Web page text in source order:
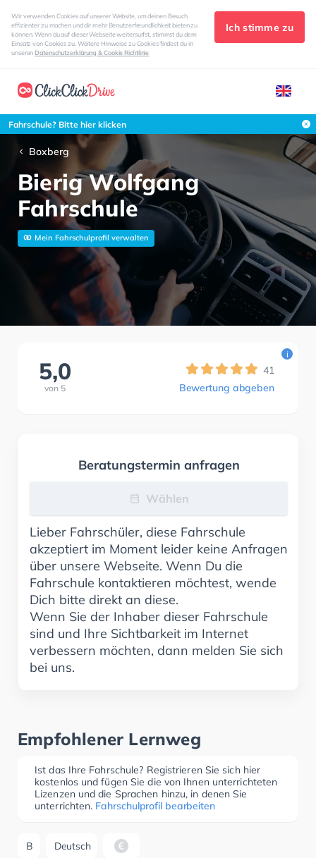
Wir verwenden Cookies auf unserer Website, um deinen Besuch
effizienter zu machen und dir mehr Benutzerfreundlichkeit bieten zu
können. Wenn du auf dieser Webseite weitersurfst, stimmst du dem
Einsatz von Cookies zu. Weitere Hinweise zu Cookies findest du in
unserenDatenschutzerklärung & Cookie Richtlinie
Ich stimme zu
Fahrschule? Bitte hier klicken
Boxberg
Bierig Wolfgang
Fahrschule
Mein Fahrschulprofil verwalten
5,0
von 5
41
Bewertung abgeben
i
Beratungstermin anfragen
Wählen
Lieber Fahrschüler, diese Fahrschule
akzeptiert im Moment leider keine Anfragen
über unsere Webseite. Wenn Du die
Fahrschule kontaktieren möchtest, wende
Dich bitte direkt an diese.
Wenn Sie der Inhaber dieser Fahrschule
sind und Ihre Sichtbarkeit im Internet
verbessern möchten, dann melden Sie sich
bei uns.
Empfohlener Lernweg
Ist das Ihre Fahrschule? Registrieren Sie sich hier
kostenlos und fügen Sie die von Ihnen unterrichteten
Lizenzen und die Sprachen hinzu, in denen Sie
unterrichten. Fahrschulprofil bearbeiten
B Deutsch